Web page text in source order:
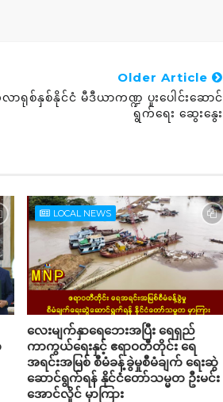
Older Article
ာရုစ်နှစ်နိုင်ငံ မီဒီယာကဏ္ဍ ပူးပေါင်းဆောင်
ရွက်ရေး ဆွေးနွေး
LOCAL NEWS
လေးမျက်နှာရေဘေးအပြီး ရေရှည်
ကာကွယ်ရေးနှင့် ဧရာဝတီတိုင်း ရေ
အရင်းအမြစ် စီမံခန့်ခွဲမှုစီမံချက် ရေးဆွဲ
ဆောင်ရွက်ရန် နိုင်ငံတော်သမ္မတ ဦးမင်း
အောင်လှိုင် မှာကြား